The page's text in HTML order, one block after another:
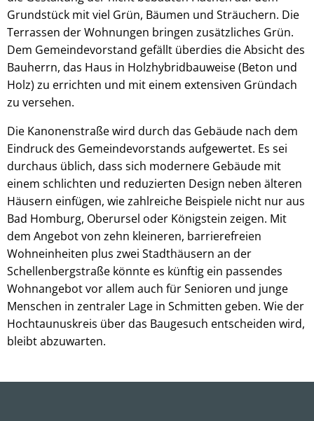
Grundstück mit viel Grün, Bäumen und Sträuchern. Die
Terrassen der Wohnungen bringen zusätzliches Grün.
Dem Gemeindevorstand gefällt überdies die Absicht des
Bauherrn, das Haus in Holzhybridbauweise (Beton und
Holz) zu errichten und mit einem extensiven Gründach
zu versehen.
Die Kanonenstraße wird durch das Gebäude nach dem
Eindruck des Gemeindevorstands aufgewertet. Es sei
durchaus üblich, dass sich modernere Gebäude mit
einem schlichten und reduzierten Design neben älteren
Häusern einfügen, wie zahlreiche Beispiele nicht nur aus
Bad Homburg, Oberursel oder Königstein zeigen. Mit
dem Angebot von zehn kleineren, barrierefreien
Wohneinheiten plus zwei Stadthäusern an der
Schellenbergstraße könnte es künftig ein passendes
Wohnangebot vor allem auch für Senioren und junge
Menschen in zentraler Lage in Schmitten geben. Wie der
Hochtaunuskreis über das Baugesuch entscheiden wird,
bleibt abzuwarten.